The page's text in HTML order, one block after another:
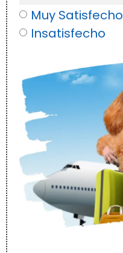
Muy Satisfecho
Insatisfecho